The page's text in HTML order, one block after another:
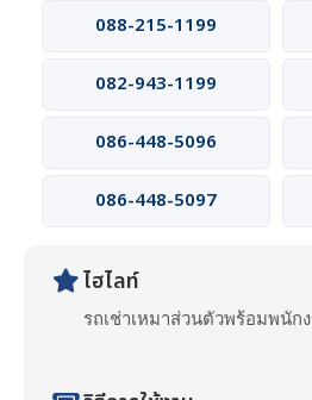
088-215-1199
082-943-1199
086-448-5096
086-448-5097
ไฮไลท์
รถเช่าเหมาส่วนตัวพร้อมพนัก